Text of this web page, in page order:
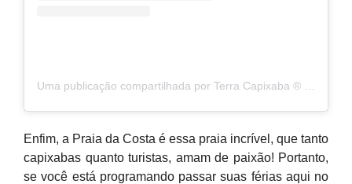
Enfim, a Praia da Costa é essa praia incrível, que tanto
capixabas quanto turistas, amam de paixão! Portanto,
se você está programando passar suas férias aqui no